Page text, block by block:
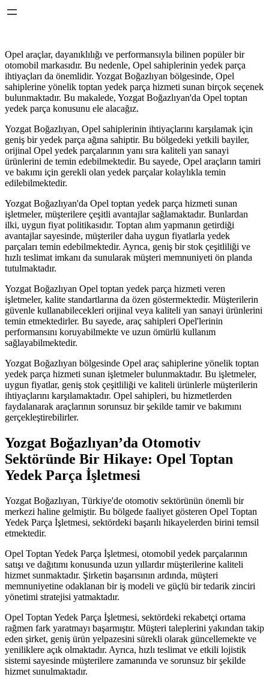
Opel araçlar, dayanıklılığı ve performansıyla bilinen popüler bir
otomobil markasıdır. Bu nedenle, Opel sahiplerinin yedek parça
ihtiyaçları da önemlidir. Yozgat Boğazlıyan bölgesinde, Opel
sahiplerine yönelik toptan yedek parça hizmeti sunan birçok seçenek
bulunmaktadır. Bu makalede, Yozgat Boğazlıyan'da Opel toptan
yedek parça konusunu ele alacağız.
Yozgat Boğazlıyan, Opel sahiplerinin ihtiyaçlarını karşılamak için
geniş bir yedek parça ağına sahiptir. Bu bölgedeki yetkili bayiler,
orijinal Opel yedek parçalarının yanı sıra kaliteli yan sanayi
ürünlerini de temin edebilmektedir. Bu sayede, Opel araçların tamiri
ve bakımı için gerekli olan yedek parçalar kolaylıkla temin
edilebilmektedir.
Yozgat Boğazlıyan'da Opel toptan yedek parça hizmeti sunan
işletmeler, müşterilere çeşitli avantajlar sağlamaktadır. Bunlardan
ilki, uygun fiyat politikasıdır. Toptan alım yapmanın getirdiği
avantajlar sayesinde, müşteriler daha uygun fiyatlarla yedek
parçaları temin edebilmektedir. Ayrıca, geniş bir stok çeşitliliği ve
hızlı teslimat imkanı da sunularak müşteri memnuniyeti ön planda
tutulmaktadır.
Yozgat Boğazlıyan Opel toptan yedek parça hizmeti veren
işletmeler, kalite standartlarına da özen göstermektedir. Müşterilerin
güvenle kullanabilecekleri orijinal veya kaliteli yan sanayi ürünlerini
temin etmektedirler. Bu sayede, araç sahipleri Opel'lerinin
performansını koruyabilmekte ve uzun ömürlü kullanım
sağlayabilmektedir.
Yozgat Boğazlıyan bölgesinde Opel araç sahiplerine yönelik toptan
yedek parça hizmeti sunan işletmeler bulunmaktadır. Bu işletmeler,
uygun fiyatlar, geniş stok çeşitliliği ve kaliteli ürünlerle müşterilerin
ihtiyaçlarını karşılamaktadır. Opel sahipleri, bu hizmetlerden
faydalanarak araçlarının sorunsuz bir şekilde tamir ve bakımını
gerçekleştirebilirler.
Yozgat Boğazlıyan’da Otomotiv
Sektöründe Bir Hikaye: Opel Toptan
Yedek Parça İşletmesi
Yozgat Boğazlıyan, Türkiye'de otomotiv sektörünün önemli bir
merkezi haline gelmiştir. Bu bölgede faaliyet gösteren Opel Toptan
Yedek Parça İşletmesi, sektördeki başarılı hikayelerden birini temsil
etmektedir.
Opel Toptan Yedek Parça İşletmesi, otomobil yedek parçalarının
satışı ve dağıtımı konusunda uzun yıllardır müşterilerine kaliteli
hizmet sunmaktadır. Şirketin başarısının ardında, müşteri
memnuniyetine odaklanan bir iş modeli ve güçlü bir tedarik zinciri
yönetimi stratejisi yatmaktadır.
Opel Toptan Yedek Parça İşletmesi, sektördeki rekabetçi ortama
rağmen fark yaratmayı başarmıştır. Müşteri taleplerini yakından takip
eden şirket, geniş ürün yelpazesini sürekli olarak güncellemekte ve
yeniliklere açık olmaktadır. Ayrıca, hızlı teslimat ve etkili lojistik
sistemi sayesinde müşterilere zamanında ve sorunsuz bir şekilde
hizmet sunulmaktadır.